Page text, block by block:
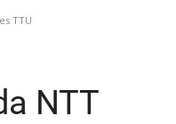
TTU
NTT